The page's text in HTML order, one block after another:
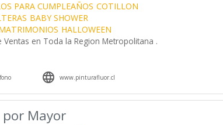
PARA CUMPLEAÑOS COTILLON
BABY SHOWER
HALLOWEEN
Ventas en Toda la Region Metropolitana .
 www.pinturafluor.cl
Mayor